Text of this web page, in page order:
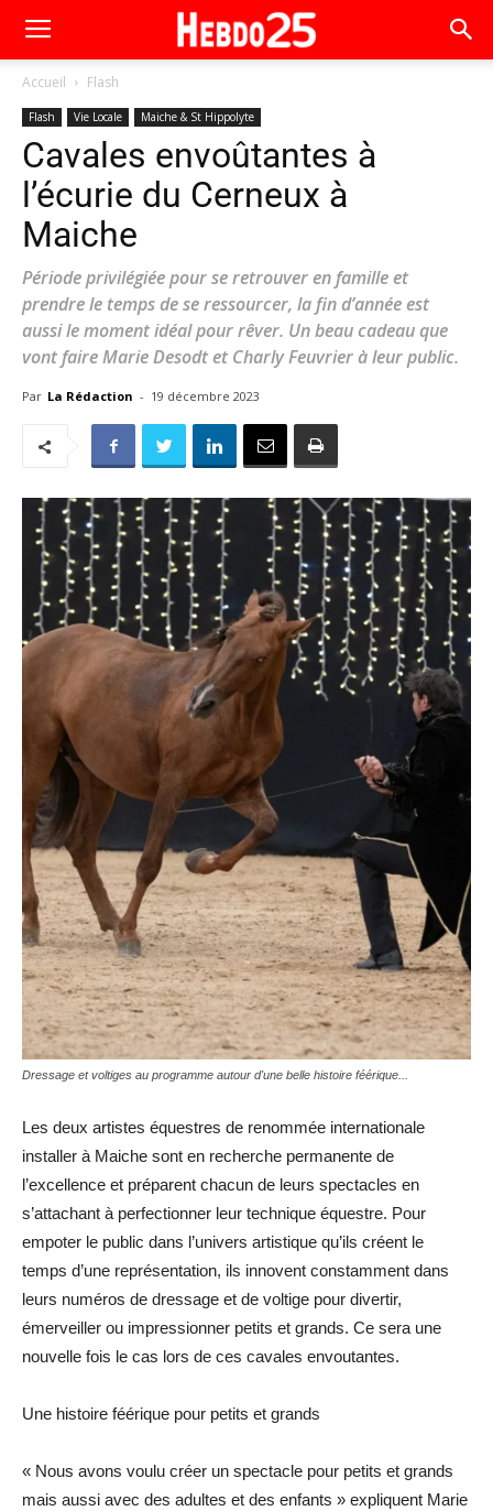
Accueil Flash
Flash Vie Locale Maiche & St Hippolyte
Cavales envoûtantes à
l’écurie du Cerneux à
Maiche
Période privilégiée pour se retrouver en famille et
prendre le temps de se ressourcer, la fin d’année est
aussi le moment idéal pour rêver. Un beau cadeau que
vont faire Marie Desodt et Charly Feuvrier à leur public.
Par La Rédaction - 19 décembre 2023
Dressage et voltiges au programme autour d'une belle histoire féérique...
Les deux artistes équestres de renommée internationale
installer à Maiche sont en recherche permanente de
l’excellence et préparent chacun de leurs spectacles en
s’attachant à perfectionner leur technique équestre. Pour
empoter le public dans l’univers artistique qu’ils créent le
temps d’une représentation, ils innovent constamment dans
leurs numéros de dressage et de voltige pour divertir,
émerveiller ou impressionner petits et grands. Ce sera une
nouvelle fois le cas lors de ces cavales envoutantes.
Une histoire féérique pour petits et grands
« Nous avons voulu créer un spectacle pour petits et grands
mais aussi avec des adultes et des enfants » expliquent Marie